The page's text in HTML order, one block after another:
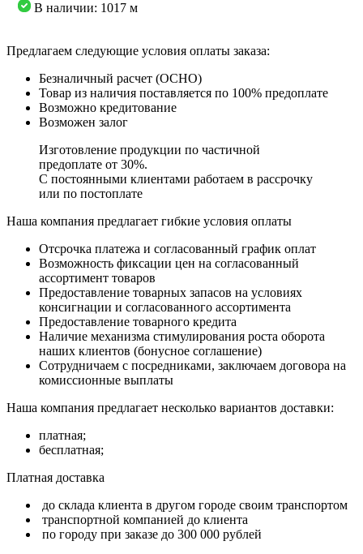
В наличии: 1017 м
Предлагаем следующие условия оплаты заказа:
Безналичный расчет (ОСНО)
Товар из наличия поставляется по 100% предоплате
Возможно кредитование
Возможен залог
Изготовление продукции по частичной
предоплате от 30%.
С постоянными клиентами работаем в рассрочку
или по постоплате
Наша компания предлагает гибкие условия оплаты
Отсрочка платежа и согласованный график оплат
Возможность фиксации цен на согласованный
ассортимент товаров
Предоставление товарных запасов на условиях
консигнации и согласованного ассортимента
Предоставление товарного кредита
Наличие механизма стимулирования роста оборота
наших клиентов (бонусное соглашение)
Сотрудничаем с посредниками, заключаем договора на
комиссионные выплаты
Наша компания предлагает несколько вариантов доставки:
платная;
бесплатная;
Платная доставка
до склада клиента в другом городе своим транспортом
транспортной компанией до клиента
по городу при заказе до 300 000 рублей